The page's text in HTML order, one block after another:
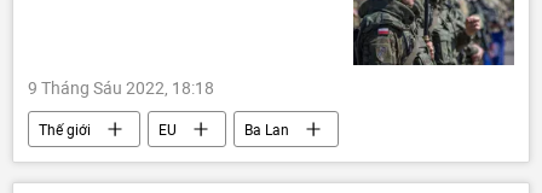
9 Tháng Sáu 2022, 18:18
Thế giới EU
Ba Lan
Quân sự
Xã hội an ninh